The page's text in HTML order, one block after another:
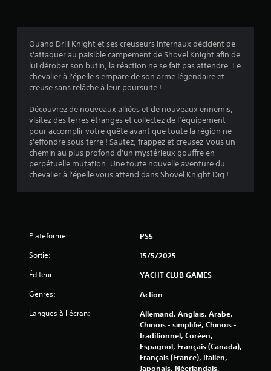
:
.
1
e
s
s
Quand Drill Knight et ses creuseurs infernaux décident de
s'attaquer au paisible campement de Shovel Knight afin de
lui dérober son butin, la réaction ne se fait pas attendre. Le
chevalier à l'épelle s'empare de son arme légendaire et
creuse sans relâche à leur poursuite !
Découvrez de nouveaux alliées et de nouveaux ennemis,
visitez des terres étranges et collectez de l’équipement
pour accomplir votre quête avant que toute la région ne
s'effondre sous terre ! Sautez, frappez et creusez-vous un
chemin au plus profond d'un mystérieux gouffre en
perpétuelle mutation. Une toute nouvelle aventure du
chevalier à l'épelle vous attend dans Shovel Knight Dig !
Plateforme: PS5
Sortie: 15/5/2025
Éditeur: YACHT CLUB GAMES
Genres: Action
Langues à l'écran:
Allemand, Anglais, Arabe,
Chinois - simplifié, Chinois -
traditionnel, Coréen,
Espagnol, Français (Canada),
Français (France), Italien,
Japonais, Néerlandais,